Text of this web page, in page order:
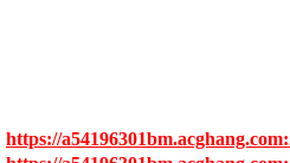
https://